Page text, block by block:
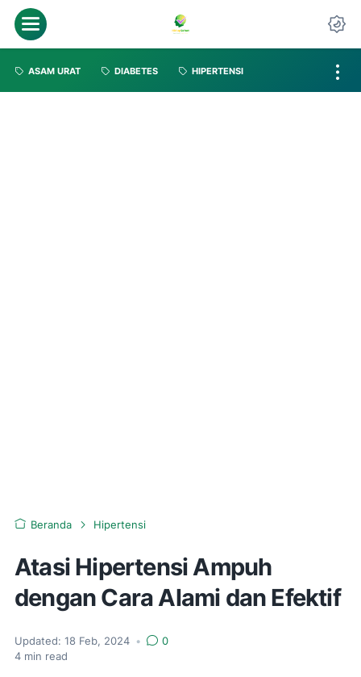
ASAM URAT DIABETES HIPERTENSI
Beranda Hipertensi
Atasi Hipertensi Ampuh
dengan Cara Alami dan Efektif
Updated: 18 Feb, 2024 •
0
4 min read